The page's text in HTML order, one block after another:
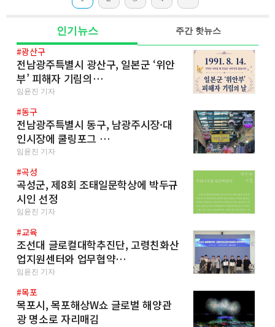
인기뉴스
#광산구
전남광주특별시 광산구, 일본군 ‘위안
부’ 피해자 기림의…
임윤진 기자
#동구
전남광주특별시 동구, 남광주시장·대
인시장에 쿨링포그 …
임윤진 기자
#곡성
곡성군, 제8회 조태일문학상에 박두규
시인 선정
임윤진 기자
#교육
조선대 글로컬대학추진단, 고령친화산
업지원센터와 업무협약…
임윤진 기자
#목포
목포시, 목포해상W쇼 글로벌 해양관
광 명소로 자리매김
주간 핫뉴스